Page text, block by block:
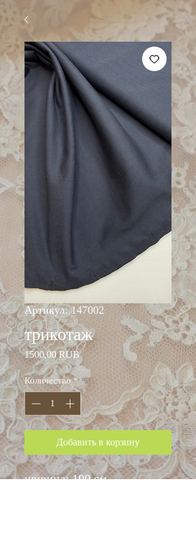
Артикул: 147002
трикотаж
1500,00 RUBЦена
Количество *
Добавить в корзину
ширина: 190 см